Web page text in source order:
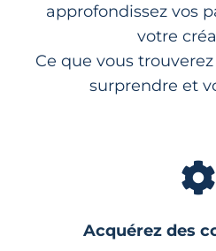
approfondissez vos
votre
Ce que vous
surprendre et
Acquérez des